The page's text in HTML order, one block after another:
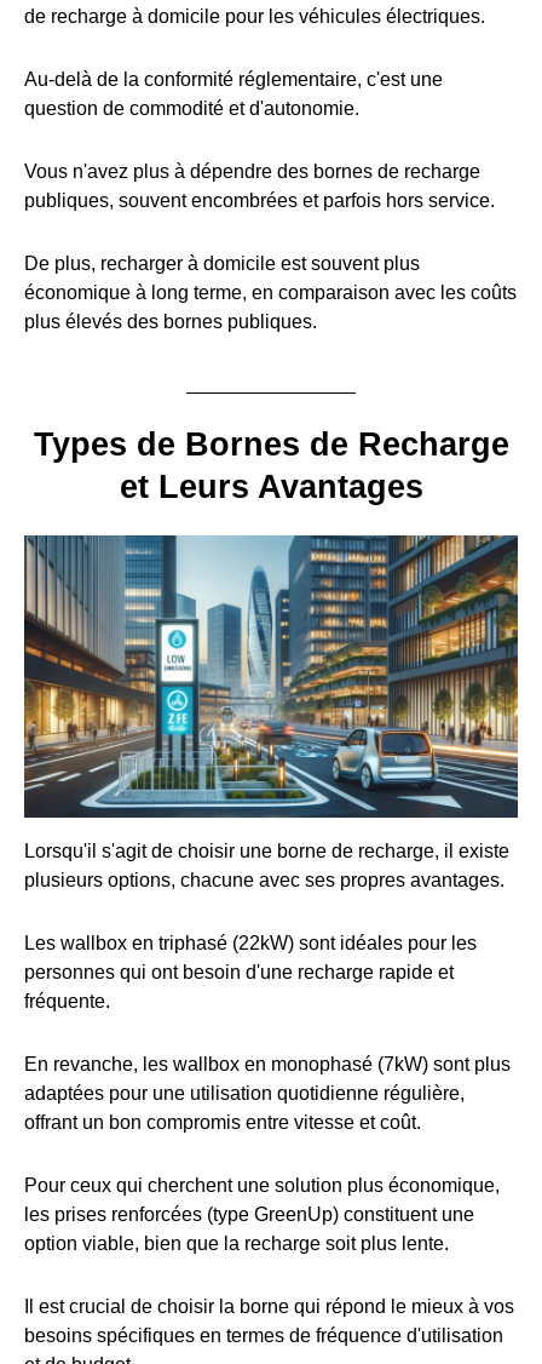
de recharge à domicile pour les véhicules électriques.
Au-delà de la conformité réglementaire, c'est une
question de commodité et d'autonomie.
Vous n'avez plus à dépendre des bornes de recharge
publiques, souvent encombrées et parfois hors service.
De plus, recharger à domicile est souvent plus
économique à long terme, en comparaison avec les coûts
plus élevés des bornes publiques.
Types de Bornes de Recharge
et Leurs Avantages
Lorsqu'il s'agit de choisir une borne de recharge, il existe
plusieurs options, chacune avec ses propres avantages.
Les wallbox en triphasé (22kW) sont idéales pour les
personnes qui ont besoin d'une recharge rapide et
fréquente.
En revanche, les wallbox en monophasé (7kW) sont plus
adaptées pour une utilisation quotidienne régulière,
offrant un bon compromis entre vitesse et coût.
Pour ceux qui cherchent une solution plus économique,
les prises renforcées (type GreenUp) constituent une
option viable, bien que la recharge soit plus lente.
Il est crucial de choisir la borne qui répond le mieux à vos
besoins spécifiques en termes de fréquence d'utilisation